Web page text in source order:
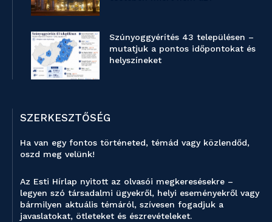
Szúnyoggyérítés 43 településen –
mutatjuk a pontos időpontokat és
helyszíneket
SZERKESZTŐSÉG
Ha van egy fontos történeted, témád vagy közlendőd,
oszd meg velünk!
Az Esti Hírlap nyitott az olvasói megkeresésekre –
legyen szó társadalmi ügyekről, helyi eseményekről vagy
bármilyen aktuális témáról, szívesen fogadjuk a
javaslatokat, ötleteket és észrevételeket.